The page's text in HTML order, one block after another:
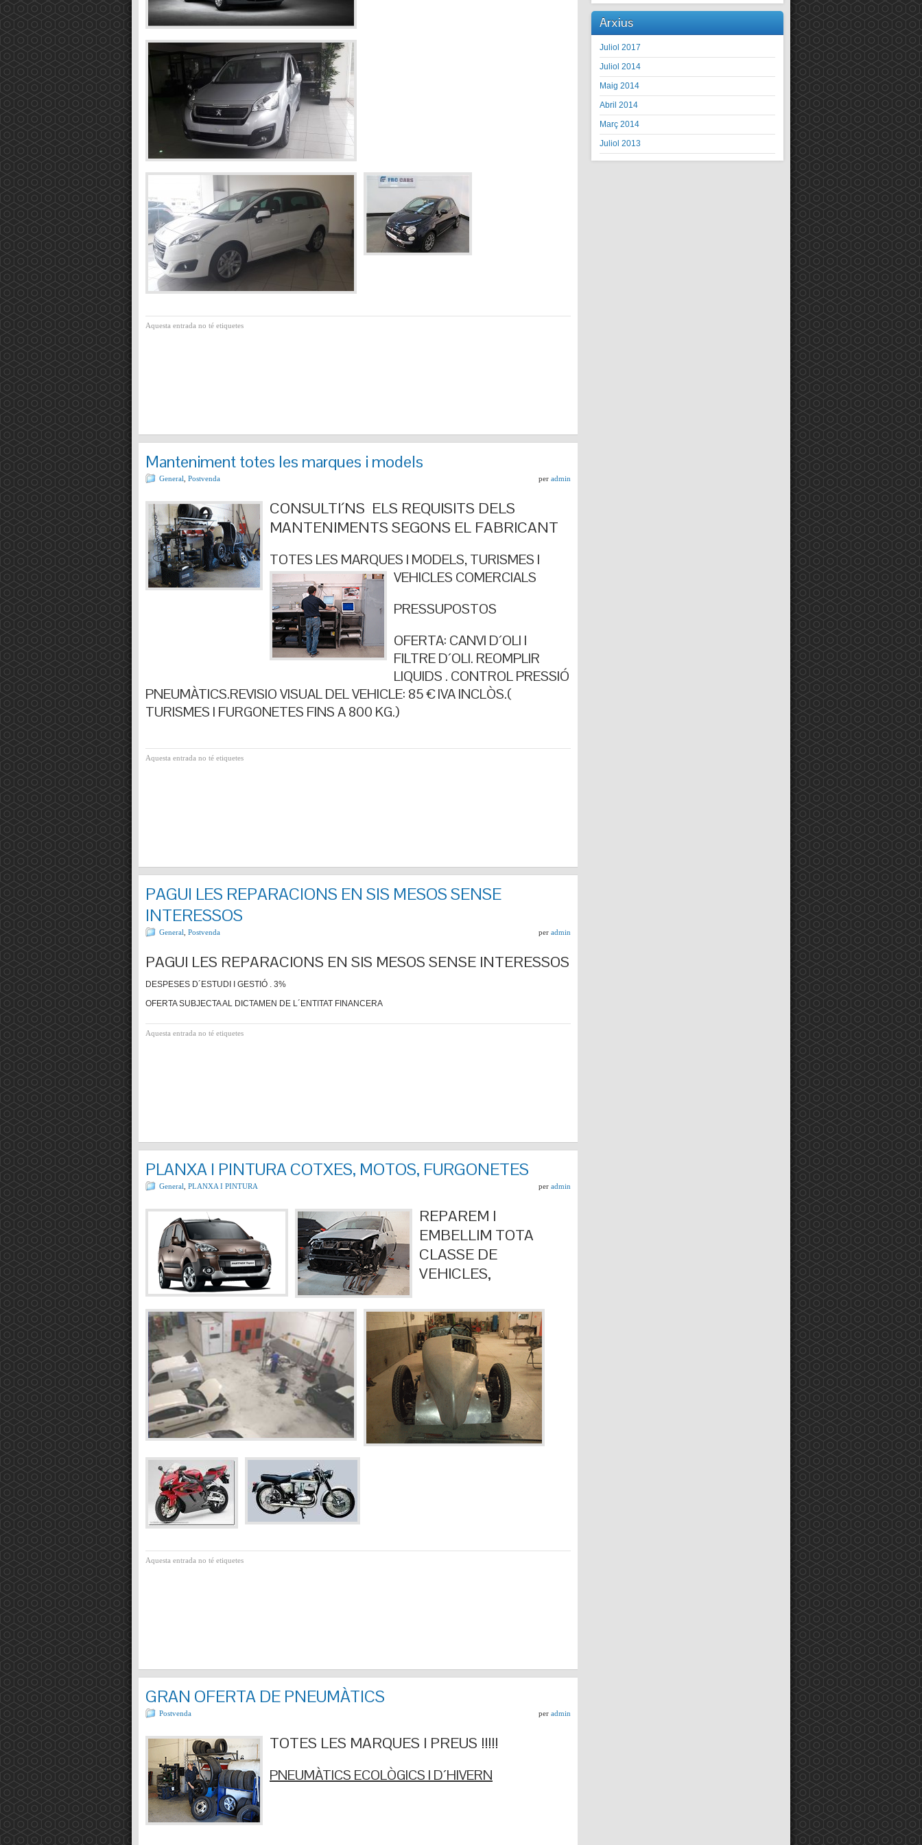
Aquesta entrada no té etiquetes
Manteniment totes les marques i models
General Postvenda per admin
CONSULTI´NS ELS REQUISITS DELS
MANTENIMENTS SEGONS EL FABRICANT
TOTES LES MARQUES I MODELS, TURISMES I
VEHICLES COMERCIALS
PRESSUPOSTOS
OFERTA: CANVI D´OLI I
FILTRE D´OLI. REOMPLIR
LIQUIDS . CONTROL PRESSIÓ
PNEUMÀTICS.REVISIO VISUAL DEL VEHICLE: 85 € IVA INCLÒS.(
TURISMES I FURGONETES FINS A 800 KG.)
Aquesta entrada no té etiquetes
PAGUI LES REPARACIONS EN SIS MESOS SENSE
INTERESSOS
General Postvenda per admin
PAGUI LES REPARACIONS EN SIS MESOS SENSE INTERESSOS
DESPESES D´ESTUDI I GESTIÓ . 3%
OFERTA SUBJECTA AL DICTAMEN DE L´ENTITAT FINANCERA
Aquesta entrada no té etiquetes
PLANXA I PINTURA COTXES, MOTOS, FURGONETES
General PLANXA I PINTURA per admin
REPAREM I
EMBELLIM TOTA
CLASSE DE
VEHICLES,
Aquesta entrada no té etiquetes
GRAN OFERTA DE PNEUMÀTICS
Postvenda per admin
TOTES LES MARQUES I PREUS !!!!!
PNEUMÀTICS ECOLÒGICS I D´HIVERN
Arxius
Juliol 2017
Juliol 2014
Maig 2014
Abril 2014
Març 2014
Juliol 2013